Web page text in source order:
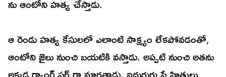
ఆ రెండు హత్య కేసులలో ఎలాంటి సాక్ష్యం లేకపోవడంతో,
ఆంటోని జైలు నుంచి బయటికి వస్తాడు. అప్పటి నుంచి అతను